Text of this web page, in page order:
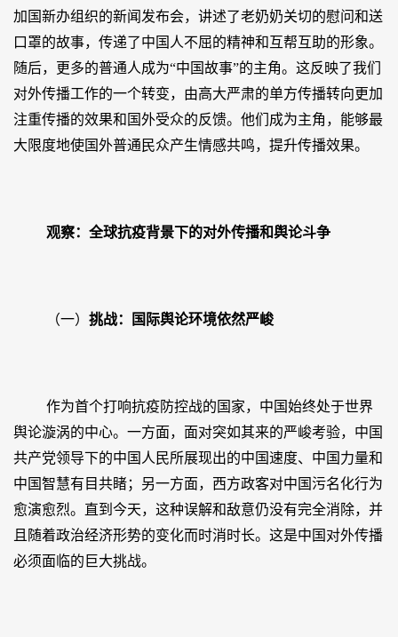
加国新办组织的新闻发布会，讲述了老奶奶关切的慰问和送
口罩的故事，传递了中国人不屈的精神和互帮互助的形象。
随后，更多的普通人成为“中国故事”的主角。这反映了我们
对外传播工作的一个转变，由高大严肃的单方传播转向更加
注重传播的效果和国外受众的反馈。他们成为主角，能够最
大限度地使国外普通民众产生情感共鸣，提升传播效果。
观察：全球抗疫背景下的对外传播和舆论斗争
（一）挑战：国际舆论环境依然严峻
作为首个打响抗疫防控战的国家，中国始终处于世界
舆论漩涡的中心。一方面，面对突如其来的严峻考验，中国
共产党领导下的中国人民所展现出的中国速度、中国力量和
中国智慧有目共睹；另一方面，西方政客对中国污名化行为
愈演愈烈。直到今天，这种误解和敌意仍没有完全消除，并
且随着政治经济形势的变化而时消时长。这是中国对外传播
必须面临的巨大挑战。